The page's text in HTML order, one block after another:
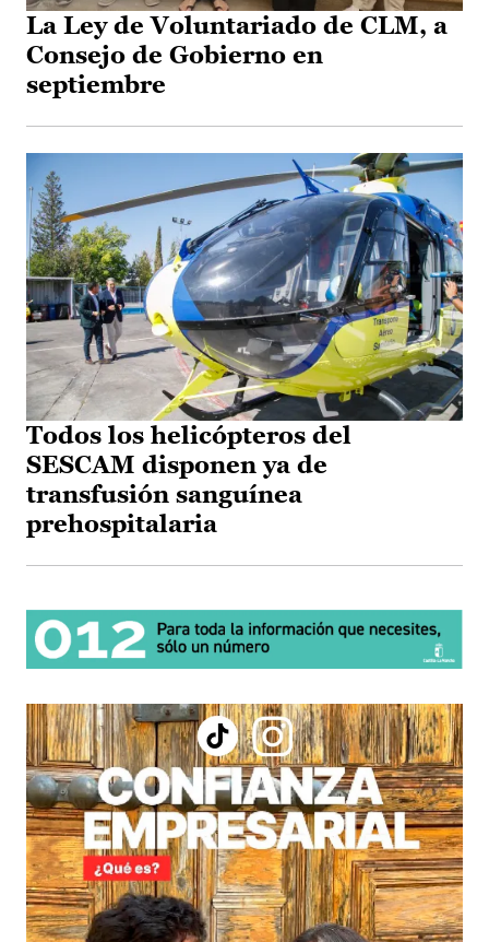
La Ley de Voluntariado de CLM, a
Consejo de Gobierno en
septiembre
Todos los helicópteros del
SESCAM disponen ya de
transfusión sanguínea
prehospitalaria